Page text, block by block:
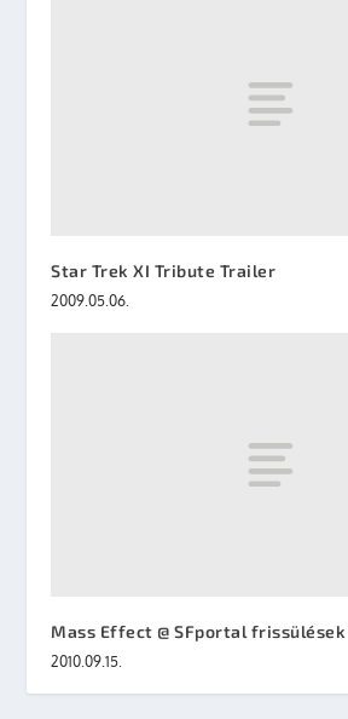
Star Trek XI Tribute Trailer
2009.05.06.
Mass Effect @ SFportal frissülések
2010.09.15.